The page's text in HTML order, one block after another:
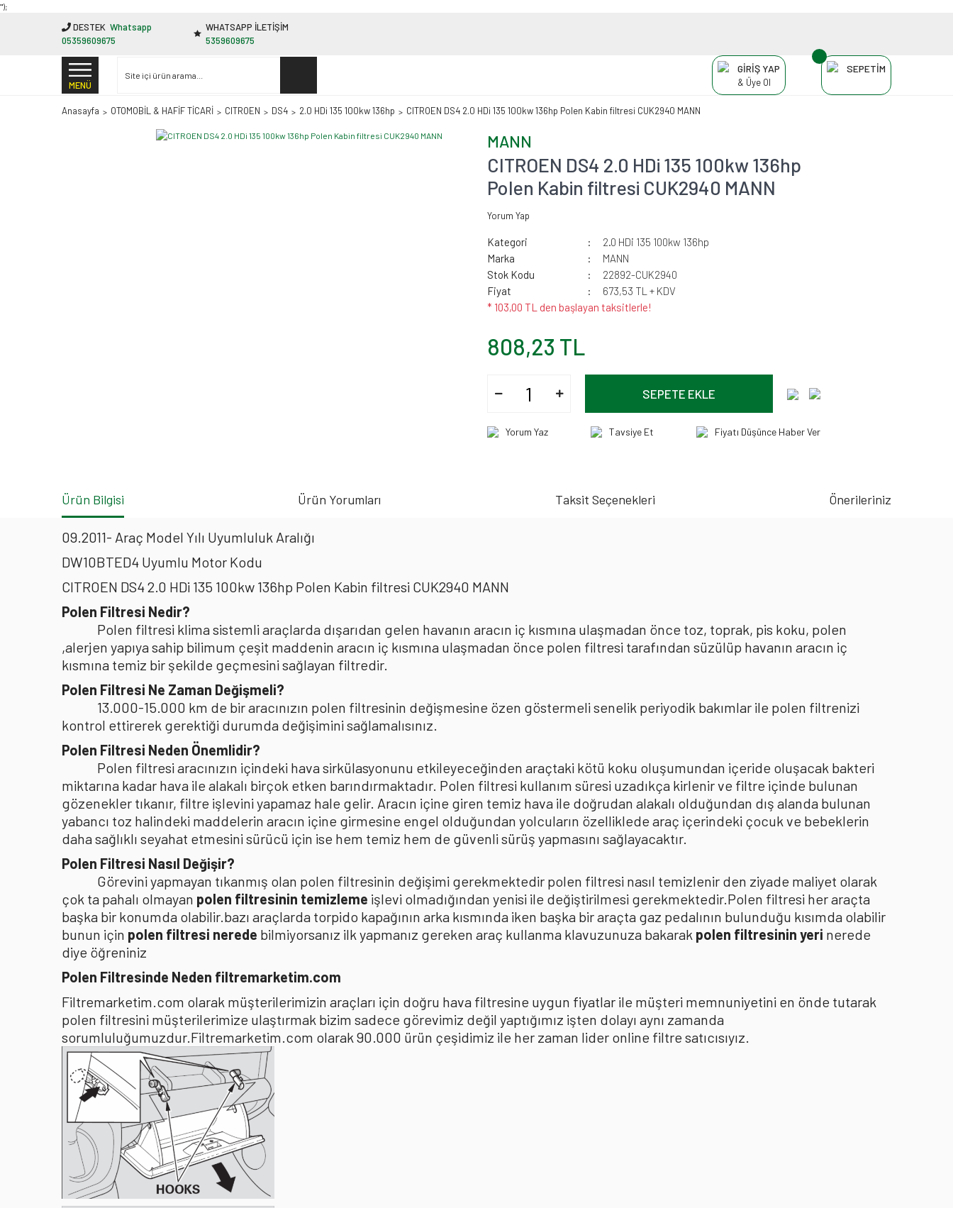
"');
DESTEK Whatsapp
05359609675
WHATSAPP İLETİŞİM
5359609675
MENÜ
GİRİŞ YAP
& Üye Ol
SEPETİM
Anasayfa OTOMOBİL & HAFİF TİCARİ CITROEN DS4 2.0 HDi 135 100kw 136hp CITROEN DS4 2.0 HDi 135 100kw 136hp Polen Kabin filtresi CUK2940 MANN
MANN
CITROEN DS4 2.0 HDi 135 100kw 136hp
Polen Kabin filtresi CUK2940 MANN
Yorum Yap
Kategori
2.0 HDi 135 100kw 136hp
Marka
MANN
Stok Kodu
22892-CUK2940
Fiyat
673,53 TL + KDV
* 103,00 TL den başlayan taksitlerle!
808,23 TL
SEPETE EKLE
Yorum Yaz Tavsiye Et Fiyatı Düşünce Haber Ver
Ürün Bilgisi Ürün Yorumları Taksit Seçenekleri Önerileriniz
09.2011- Araç Model Yılı Uyumluluk Aralığı
DW10BTED4 Uyumlu Motor Kodu
CITROEN DS4 2.0 HDi 135 100kw 136hp Polen Kabin filtresi CUK2940 MANN
Polen Filtresi Nedir?
Polen filtresi klima sistemli araçlarda dışarıdan gelen havanın aracın iç kısmına ulaşmadan önce toz, toprak, pis koku, polen
,alerjen yapıya sahip bilimum çeşit maddenin aracın iç kısmına ulaşmadan önce polen filtresi tarafından süzülüp havanın aracın iç
kısmına temiz bir şekilde geçmesini sağlayan filtredir.
Polen Filtresi Ne Zaman Değişmeli?
13.000-15.000 km de bir aracınızın polen filtresinin değişmesine özen göstermeli senelik periyodik bakımlar ile polen filtrenizi
kontrol ettirerek gerektiği durumda değişimini sağlamalısınız.
Polen Filtresi Neden Önemlidir?
Polen filtresi aracınızın içindeki hava sirkülasyonunu etkileyeceğinden araçtaki kötü koku oluşumundan içeride oluşacak bakteri
miktarına kadar hava ile alakalı birçok etken barındırmaktadır. Polen filtresi kullanım süresi uzadıkça kirlenir ve filtre içinde bulunan
gözenekler tıkanır, filtre işlevini yapamaz hale gelir. Aracın içine giren temiz hava ile doğrudan alakalı olduğundan dış alanda bulunan
yabancı toz halindeki maddelerin aracın içine girmesine engel olduğundan yolcuların özelliklede araç içerindeki çocuk ve bebeklerin
daha sağlıklı seyahat etmesini sürücü için ise hem temiz hem de güvenli sürüş yapmasını sağlayacaktır.
Polen Filtresi Nasıl Değişir?
Görevini yapmayan tıkanmış olan polen filtresinin değişimi gerekmektedir polen filtresi nasıl temizlenir den ziyade maliyet olarak
çok ta pahalı olmayan polen filtresinin temizleme işlevi olmadığından yenisi ile değiştirilmesi gerekmektedir.Polen filtresi her araçta
başka bir konumda olabilir.bazı araçlarda torpido kapağının arka kısmında iken başka bir araçta gaz pedalının bulunduğu kısımda olabilir
bunun için polen filtresi nerede bilmiyorsanız ilk yapmanız gereken araç kullanma klavuzunuza bakarak polen filtresinin yeri nerede
diye öğreniniz
Polen Filtresinde Neden filtremarketim.com
Filtremarketim.com olarak müşterilerimizin araçları için doğru hava filtresine uygun fiyatlar ile müşteri memnuniyetini en önde tutarak
polen filtresini müşterilerimize ulaştırmak bizim sadece görevimiz değil yaptığımız işten dolayı aynı zamanda
sorumluluğumuzdur.Filtremarketim.com olarak 90.000 ürün çeşidimiz ile her zaman lider online filtre satıcısıyız.